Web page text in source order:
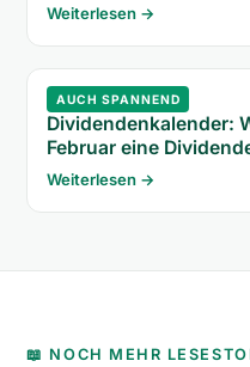
Weiterlesen →
AUCH SPANNEND
Dividendenkalender:
Februar eine
Weiterlesen →
📖 NOCH MEHR